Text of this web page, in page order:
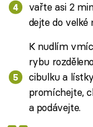
vařte asi 2
dejte do velké
K nudlím
rybu
cibulku a
promíchejte,
a podávejte.